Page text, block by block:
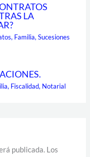
LA
, Familia,Sucesiones
, Fiscalidad, Notarial
publicada. Los